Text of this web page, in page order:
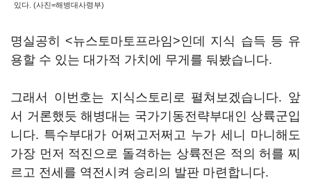
있다. (사진=해병대사령부)
명실공히 <뉴스토마토프라임>인데 지식 습득 등 유
용할 수 있는 대가적 가치에 무게를 둬봤습니다.
그래서 이번호는 지식스토리로 펼쳐보겠습니다. 앞
서 거론했듯 해병대는 국가기동전략부대인 상륙군입
니다. 특수부대가 어쩌고저쩌고 누가 세니 마니해도
가장 먼저 적진으로 돌격하는 상륙전은 적의 허를 찌
르고 전세를 역전시켜 승리의 발판 마련합니다.